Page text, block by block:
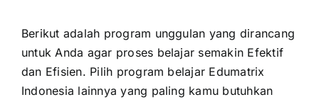
Berikut adalah program unggulan yang dirancang
untuk Anda agar proses belajar semakin Efektif
dan Efisien. Pilih program belajar Edumatrix
Indonesia lainnya yang paling kamu butuhkan